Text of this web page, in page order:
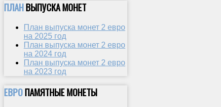
ПЛАНВЫПУСКА МОНЕТ
План выпуска монет 2 евро
на 2025 год
План выпуска монет 2 евро
на 2024 год
План выпуска монет 2 евро
на 2023 год
ЕВРОПАМЯТНЫЕ МОНЕТЫ